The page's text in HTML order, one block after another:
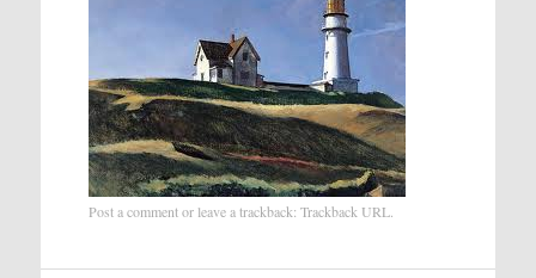
Post a commentor leave a trackback: Trackback URL.